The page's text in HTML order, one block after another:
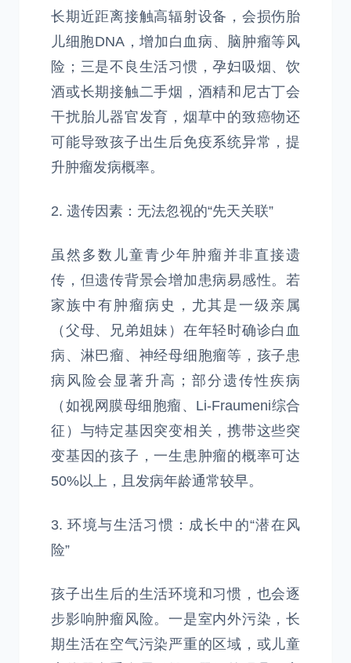
长期近距离接触高辐射设备，会损伤胎
儿细胞DNA，增加白血病、脑肿瘤等风
险；三是不良生活习惯，孕妇吸烟、饮
酒或长期接触二手烟，酒精和尼古丁会
干扰胎儿器官发育，烟草中的致癌物还
可能导致孩子出生后免疫系统异常，提
升肿瘤发病概率。
2. 遗传因素：无法忽视的“先天关联”
虽然多数儿童青少年肿瘤并非直接遗
传，但遗传背景会增加患病易感性。若
家族中有肿瘤病史，尤其是一级亲属
（父母、兄弟姐妹）在年轻时确诊白血
病、淋巴瘤、神经母细胞瘤等，孩子患
病风险会显著升高；部分遗传性疾病
（如视网膜母细胞瘤、Li-Fraumeni综合
征）与特定基因突变相关，携带这些突
变基因的孩子，一生患肿瘤的概率可达
50%以上，且发病年龄通常较早。
3. 环境与生活习惯：成长中的“潜在风
险”
孩子出生后的生活环境和习惯，也会逐
步影响肿瘤风险。一是室内外污染，长
期生活在空气污染严重的区域，或儿童